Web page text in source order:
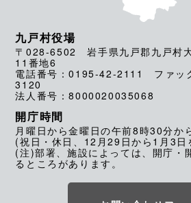
九戸村役場
〒028-6502 岩手県九戸郡九戸村
11番地6
電話番号：0195-42-2111 ファッ
3120
法人番号：8000020035068
開庁時間
月曜日から金曜日の午前8時30分か
(祝日・休日、12月29日から1月3日
(注)部署、施設によっては、開庁・
るところがあります。